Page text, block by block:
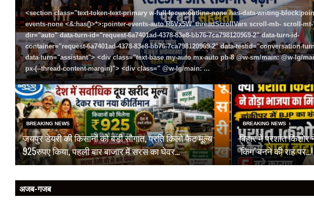
<section class="text-token-text-primary w-full focus:outline-none has-data-writing-
events-none <&:has()>*>:pointer-events-auto R6Vx5W_threadScrollVars scroll-mb- scroll-
dir="auto" data-turn-id="request-6a7401ad-4378-83e8-bb76-7ca798120969-2" data-turn-id-
container="request-6a7401ad-4378-83e8-bb76-7ca798120969-2" data-testid="conversation-
data-turn="assistant"> <div class="text-base my-auto mx-auto pb-8 @w-sm/main: @w-lg/
px-(--thread-content-margin)"> <div class=" @w-lg/main: ...
Read More
BREAKING NEWS
जयपुर डेयरी की किसानों को बड़ी सौगात, प्रति किलो फैट मूल्य
925रुपए किया, पहली बार बाजार में सरस का घेवर…
BREAKING NEWS
बिहार में प्रशांत
‘किंग’ बनने की राह पर…!
अजब-गजब